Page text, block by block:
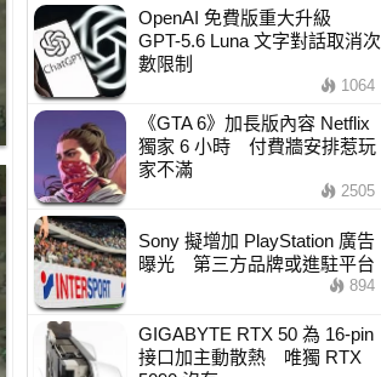
OpenAI 免費版重大升級
GPT-5.6 Luna 文字對話取消次
數限制
1064
《GTA 6》加長版內容 Netflix
獨家 6 小時 付費牆安排惹玩
家不滿
2505
Sony 擬增加 PlayStation 廣告
曝光 第三方品牌或進駐平台
894
GIGABYTE RTX 50 為 16-pin
接口加主動散熱 唯獨 RTX